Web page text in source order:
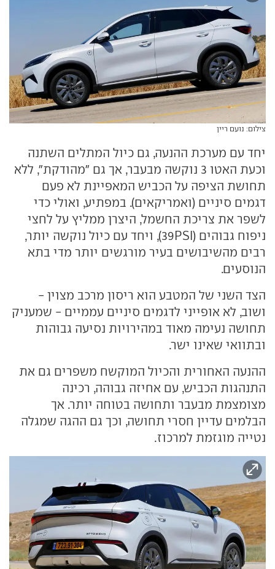
צילום: נועם ריין
יחד עם מערכת ההנעה, גם כיול המתלים השתנה
וכעת האטו 3 נוקשה מבעבר, אך גם "מהודקת", ללא
תחושת הציפה על הכביש המאפיינת לא פעם
דגמים סיניים (ואמריקאים). במפתיע, ואולי כדי
לשפר את צריכת החשמל, היצרן ממליץ על לחצי
ניפוח גבוהים (39PSI), ויחד עם כיול נוקשה יותר,
רבים מהשיבושים בעיר מורגשים יותר מדי בתא
הנוסעים.
הצד השני של המטבע הוא ריסון מרכב מצוין -
ושוב, לא אופייני לדגמים סיניים עממיים - שמעניק
תחושה נעימה מאוד במהירויות נסיעה גבוהות
ובתוואי שאינו ישר.
ההנעה האחורית והכיול המוקשח משפרים גם את
התנהגות הכביש, עם אחיזה גבוהה, רכינה
מצומצמת מבעבר ותחושה בטוחה יותר. אך
הבלמים עדיין חסרי תחושה, וכך גם ההגה שמגלה
נטייה מוגזמת למרכוז.